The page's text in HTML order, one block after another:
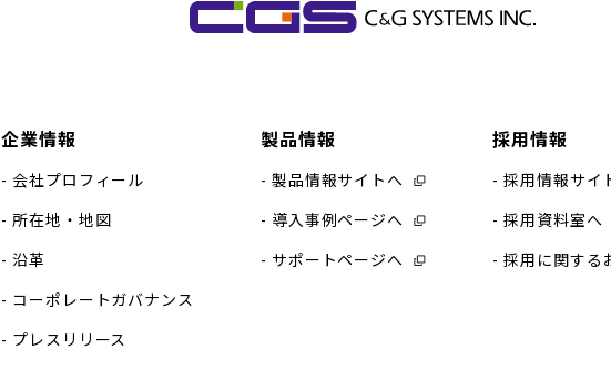
企業情報
会社プロフィール
所在地・地図
沿革
コーポレートガバナンス
プレスリリース
製品情報
製品情報サイトへ
導入事例ページへ
サポートページへ
採用情報
採用情報サイ
採用資料室へ
採用に関する